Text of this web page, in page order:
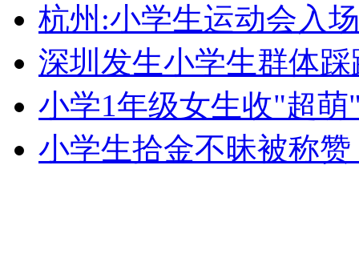
女孩北京地铁殴打老人 痛下狠手拳打脚踢
无痛分娩是否安全 医生回应
外交部：反对强权政治霸凌主义
杭州:小学生运动会入
深圳发生小学生群体
小学1年级女生收"超萌
小学生拾金不昧被称